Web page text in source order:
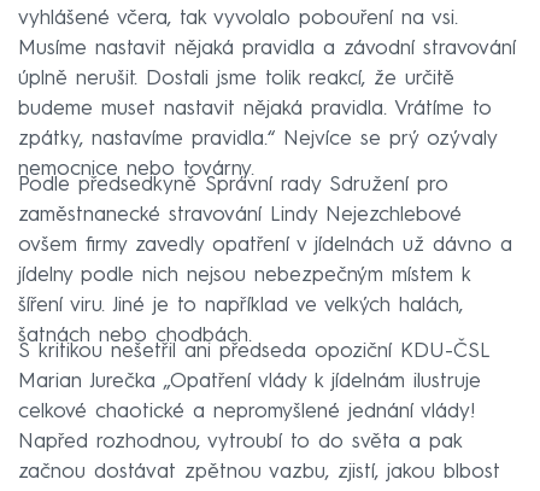
vyhlášené včera, tak vyvolalo pobouření na vsi.
Musíme nastavit nějaká pravidla a závodní stravování
úplně nerušit. Dostali jsme tolik reakcí, že určitě
budeme muset nastavit nějaká pravidla. Vrátíme to
zpátky, nastavíme pravidla.“ Nejvíce se prý ozývaly
nemocnice nebo továrny.
Podle předsedkyně Správní rady Sdružení pro
zaměstnanecké stravování Lindy Nejezchlebové
ovšem firmy zavedly opatření v jídelnách už dávno a
jídelny podle nich nejsou nebezpečným místem k
šíření viru. Jiné je to například ve velkých halách,
šatnách nebo chodbách.
S kritikou nešetřil ani předseda opoziční KDU-ČSL
Marian Jurečka „Opatření vlády k jídelnám ilustruje
celkové chaotické a nepromyšlené jednání vlády!
Napřed rozhodnou, vytroubí to do světa a pak
začnou dostávat zpětnou vazbu, zjistí, jakou blbost